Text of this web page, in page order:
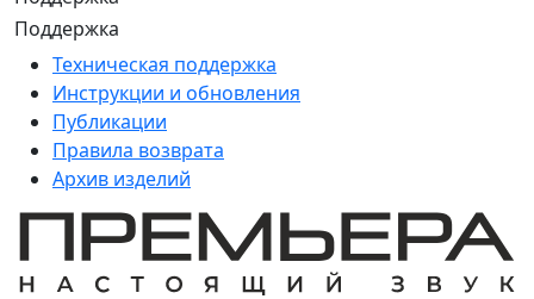
Поддержка
Техническая поддержка
Инструкции и обновления
Публикации
Правила возврата
Архив изделий